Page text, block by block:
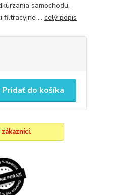
samochodu,
filtracyjne ... celý popis
Pridať do košíka